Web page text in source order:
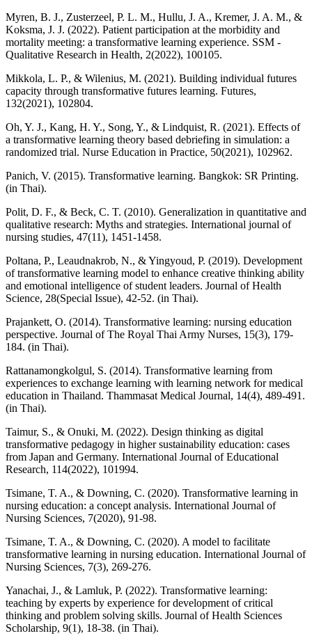
Myren, B. J., Zusterzeel, P. L. M., Hullu, J. A., Kremer, J. A. M., &
Koksma, J. J. (2022). Patient participation at the morbidity and
mortality meeting: a transformative learning experience. SSM -
Qualitative Research in Health, 2(2022), 100105.
Mikkola, L. P., & Wilenius, M. (2021). Building individual futures
capacity through transformative futures learning. Futures,
132(2021), 102804.
Oh, Y. J., Kang, H. Y., Song, Y., & Lindquist, R. (2021). Effects of
a transformative learning theory based debriefing in simulation: a
randomized trial. Nurse Education in Practice, 50(2021), 102962.
Panich, V. (2015). Transformative learning. Bangkok: SR Printing.
(in Thai).
Polit, D. F., & Beck, C. T. (2010). Generalization in quantitative and
qualitative research: Myths and strategies. International journal of
nursing studies, 47(11), 1451-1458.
Poltana, P., Leaudnakrob, N., & Yingyoud, P. (2019). Development
of transformative learning model to enhance creative thinking ability
and emotional intelligence of student leaders. Journal of Health
Science, 28(Special Issue), 42-52. (in Thai).
Prajankett, O. (2014). Transformative learning: nursing education
perspective. Journal of The Royal Thai Army Nurses, 15(3), 179-
184. (in Thai).
Rattanamongkolgul, S. (2014). Transformative learning from
experiences to exchange learning with learning network for medical
education in Thailand. Thammasat Medical Journal, 14(4), 489-491.
(in Thai).
Taimur, S., & Onuki, M. (2022). Design thinking as digital
transformative pedagogy in higher sustainability education: cases
from Japan and Germany. International Journal of Educational
Research, 114(2022), 101994.
Tsimane, T. A., & Downing, C. (2020). Transformative learning in
nursing education: a concept analysis. International Journal of
Nursing Sciences, 7(2020), 91-98.
Tsimane, T. A., & Downing, C. (2020). A model to facilitate
transformative learning in nursing education. International Journal of
Nursing Sciences, 7(3), 269-276.
Yanachai, J., & Lamluk, P. (2022). Transformative learning:
teaching by experts by experience for development of critical
thinking and problem solving skills. Journal of Health Sciences
Scholarship, 9(1), 18-38. (in Thai).